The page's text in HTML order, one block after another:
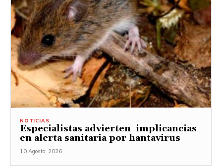
NOTICIAS
Especialistas advierten implicancias
en alerta sanitaria por hantavirus
10 Agosto, 2026